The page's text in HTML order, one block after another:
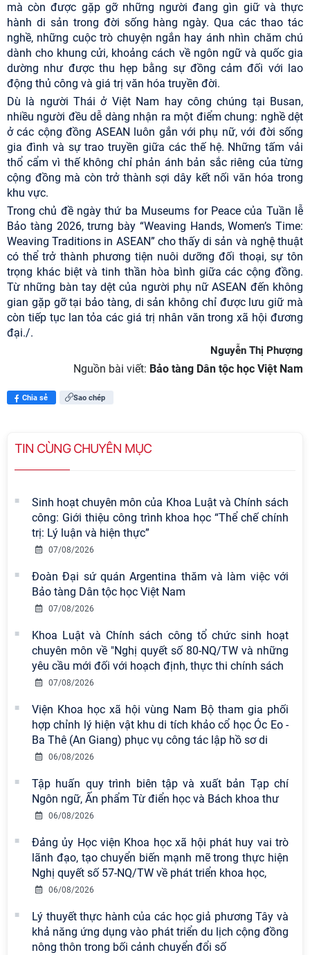
mà còn được gặp gỡ những người đang gìn giữ và thực
hành di sản trong đời sống hàng ngày. Qua các thao tác
nghề, những cuộc trò chuyện ngắn hay ánh nhìn chăm chú
dành cho khung cửi, khoảng cách về ngôn ngữ và quốc gia
dường như được thu hẹp bằng sự đồng cảm đối với lao
động thủ công và giá trị văn hóa truyền đời.
Dù là người Thái ở Việt Nam hay công chúng tại Busan,
nhiều người đều dễ dàng nhận ra một điểm chung: nghề dệt
ở các cộng đồng ASEAN luôn gắn với phụ nữ, với đời sống
gia đình và sự trao truyền giữa các thế hệ. Những tấm vải
thổ cẩm vì thế không chỉ phản ánh bản sắc riêng của từng
cộng đồng mà còn trở thành sợi dây kết nối văn hóa trong
khu vực.
Trong chủ đề ngày thứ ba Museums for Peace của Tuần lễ
Bảo tàng 2026, trưng bày “Weaving Hands, Women’s Time:
Weaving Traditions in ASEAN” cho thấy di sản và nghệ thuật
có thể trở thành phương tiện nuôi dưỡng đối thoại, sự tôn
trọng khác biệt và tinh thần hòa bình giữa các cộng đồng.
Từ những bàn tay dệt của người phụ nữ ASEAN đến không
gian gặp gỡ tại bảo tàng, di sản không chỉ được lưu giữ mà
còn tiếp tục lan tỏa các giá trị nhân văn trong xã hội đương
đại./.
Nguyễn Thị Phượng
Nguồn bài viết: Bảo tàng Dân tộc học Việt Nam
Chia sẻ Sao chép
TIN CÙNG CHUYÊN MỤC
Sinh hoạt chuyên môn của Khoa Luật và Chính sách
công: Giới thiệu công trình khoa học “Thể chế chính
trị: Lý luận và hiện thực”
07/08/2026
Đoàn Đại sứ quán Argentina thăm và làm việc với
Bảo tàng Dân tộc học Việt Nam
07/08/2026
Khoa Luật và Chính sách công tổ chức sinh hoạt
chuyên môn về "Nghị quyết số 80-NQ/TW và những
yêu cầu mới đối với hoạch định, thực thi chính sách
07/08/2026
Viện Khoa học xã hội vùng Nam Bộ tham gia phối
hợp chỉnh lý hiện vật khu di tích khảo cổ học Óc Eo -
Ba Thê (An Giang) phục vụ công tác lập hồ sơ di
06/08/2026
Tập huấn quy trình biên tập và xuất bản Tạp chí
Ngôn ngữ, Ấn phẩm Từ điển học và Bách khoa thư
06/08/2026
Đảng ủy Học viện Khoa học xã hội phát huy vai trò
lãnh đạo, tạo chuyển biến mạnh mẽ trong thực hiện
Nghị quyết số 57-NQ/TW về phát triển khoa học,
06/08/2026
Lý thuyết thực hành của các học giả phương Tây và
khả năng ứng dụng vào phát triển du lịch cộng đồng
nông thôn trong bối cảnh chuyển đổi số
Nam có 02 tác phẩm đạt giải khuyến
khích tại Cuộc thi chính luận bảo vệ
nền tảng tư tưởng của Đảng năm
2026
Chi bộ Viện Sử học tổ chức Tọa đàm
chuyên đề: Đẩy mạnh học tập, thực
hành tư tưởng, đạo đức, phương
giai đoạn phát triển mới
Hội thảo khoa học quốc tế “Không
gian phát triển Việt Nam trong kỷ
và lựa chọn chính sách” sẽ diễn ra
vào thứ ba, ngày 28/7/2026